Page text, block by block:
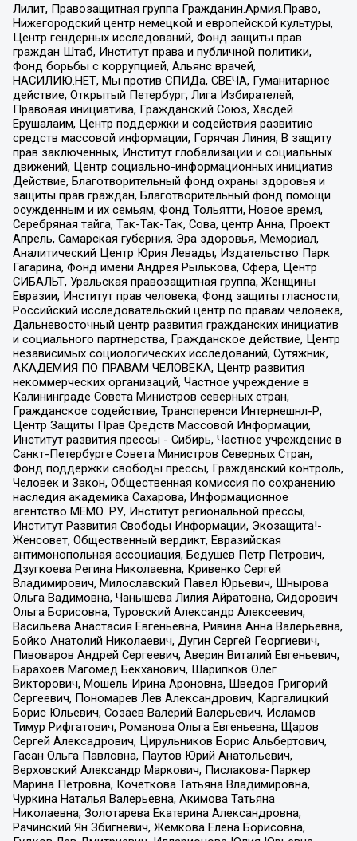
Лилит, Правозащитная группа Гражданин.Армия.Право,
Нижегородский центр немецкой и европейской культуры,
Центр гендерных исследований, Фонд защиты прав
граждан Штаб, Институт права и публичной политики,
Фонд борьбы с коррупцией, Альянс врачей,
НАСИЛИЮ.НЕТ, Мы против СПИДа, СВЕЧА, Гуманитарное
действие, Открытый Петербург, Лига Избирателей,
Правовая инициатива, Гражданский Союз, Хасдей
Ерушалаим, Центр поддержки и содействия развитию
средств массовой информации, Горячая Линия, В защиту
прав заключенных, Институт глобализации и социальных
движений, Центр социально-информационных инициатив
Действие, Благотворительный фонд охраны здоровья и
защиты прав граждан, Благотворительный фонд помощи
осужденным и их семьям, Фонд Тольятти, Новое время,
Серебряная тайга, Так-Так-Так, Сова, центр Анна, Проект
Апрель, Самарская губерния, Эра здоровья, Мемориал,
Аналитический Центр Юрия Левады, Издательство Парк
Гагарина, Фонд имени Андрея Рылькова, Сфера, Центр
СИБАЛЬТ, Уральская правозащитная группа, Женщины
Евразии, Институт прав человека, Фонд защиты гласности,
Российский исследовательский центр по правам человека,
Дальневосточный центр развития гражданских инициатив
и социального партнерства, Гражданское действие, Центр
независимых социологических исследований, Сутяжник,
АКАДЕМИЯ ПО ПРАВАМ ЧЕЛОВЕКА, Центр развития
некоммерческих организаций, Частное учреждение в
Калининграде Совета Министров северных стран,
Гражданское содействие, Трансперенси Интернешнл-Р,
Центр Защиты Прав Средств Массовой Информации,
Институт развития прессы - Сибирь, Частное учреждение в
Санкт-Петербурге Совета Министров Северных Стран,
Фонд поддержки свободы прессы, Гражданский контроль,
Человек и Закон, Общественная комиссия по сохранению
наследия академика Сахарова, Информационное
агентство МЕМО. РУ, Институт региональной прессы,
Институт Развития Свободы Информации, Экозащита!-
Женсовет, Общественный вердикт, Евразийская
антимонопольная ассоциация, Бедушев Петр Петрович,
Дзугкоева Регина Николаевна, Кривенко Сергей
Владимирович, Милославский Павел Юрьевич, Шнырова
Ольга Вадимовна, Чанышева Лилия Айратовна, Сидорович
Ольга Борисовна, Туровский Александр Алексеевич,
Васильева Анастасия Евгеньевна, Ривина Анна Валерьевна,
Бойко Анатолий Николаевич, Дугин Сергей Георгиевич,
Пивоваров Андрей Сергеевич, Аверин Виталий Евгеньевич,
Барахоев Магомед Бекханович, Шарипков Олег
Викторович, Мошель Ирина Ароновна, Шведов Григорий
Сергеевич, Пономарев Лев Александрович, Каргалицкий
Борис Юльевич, Созаев Валерий Валерьевич, Исламов
Тимур Рифгатович, Романова Ольга Евгеньевна, Щаров
Сергей Алексадрович, Цирульников Борис Альбертович,
Гасан Ольга Павловна, Паутов Юрий Анатольевич,
Верховский Александр Маркович, Пислакова-Паркер
Марина Петровна, Кочеткова Татьяна Владимировна,
Чуркина Наталья Валерьевна, Акимова Татьяна
Николаевна, Золотарева Екатерина Александровна,
Рачинский Ян Збигневич, Жемкова Елена Борисовна,